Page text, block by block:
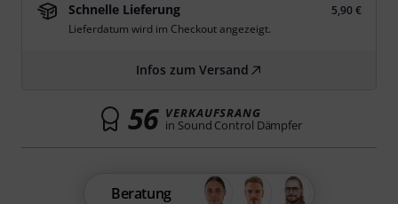
Schnelle Lieferung
5,90 €
Lieferdatum wird im Checkout angezeigt.
Infos zum Versand
56 VERKAUFSRANG
in Sound Control Dämpfer
Beratung